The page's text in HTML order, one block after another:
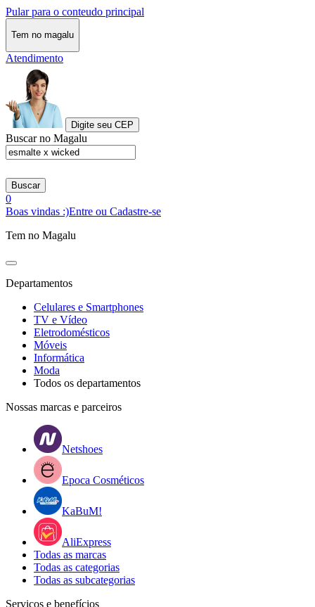
Pular para o conteudo principal
Tem no magalu
Atendimento
Digite seu CEP
Buscar no Magalu
Buscar
0
Boas vindas :)Entre ou Cadastre-se
Tem no Magalu
Departamentos
Celulares e Smartphones
TV e Vídeo
Eletrodomésticos
Móveis
Informática
Moda
Todos os departamentos
Nossas marcas e parceiros
Netshoes
Epoca Cosméticos
KaBuM!
AliExpress
Todas as marcas
Todas as categorias
Todas as subcategorias
Serviços e benefícios